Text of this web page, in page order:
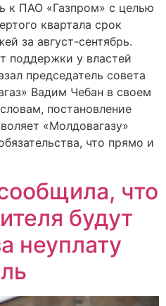
к ПАО «Газпром» с целью
квартала срок
за август-сентябрь.
поддержки у властей
председатель совета
Вадим Чебан в своем
постановление
«Молдовагазу»
что прямо и
что
будут
неуплату